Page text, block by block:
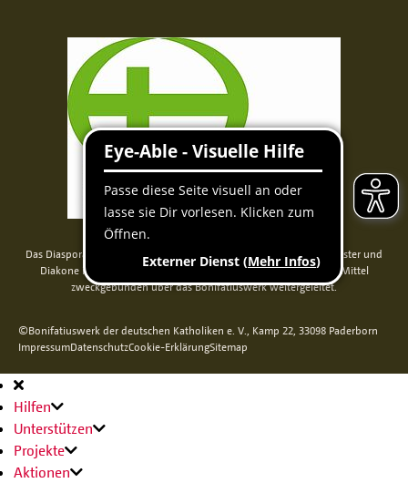
Das Diaspora-Kommissariat der deutschen Bischöfe unterstützt Priester und
Diakone in Nord-, Mittel- und Osteuropa. Seit 2014 werden die Mittel
zweckgebunden über das Bonifatiuswerk weitergeleitet.
©Bonifatiuswerk der deutschen Katholiken e. V., Kamp 22, 33098 Paderborn
ImpressumDatenschutzCookie-ErklärungSitemap
Hauptnavigation
Hilfen
Unterstützen
Projekte
Aktionen